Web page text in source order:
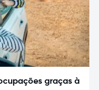
graças à